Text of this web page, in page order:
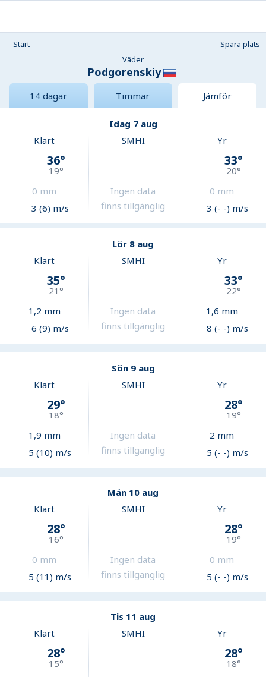
Start
Spara plats
Väder
Podgorenskiy
14 dagar Timmar Jämför
Idag 7 aug
Klart
36°
19°
0 mm
3 (6) m/s
SMHI
Ingen data
finns tillgänglig
Yr
33°
20°
0 mm
3 (- -) m/s
Lör 8 aug
Klart
35°
21°
1,2 mm
6 (9) m/s
SMHI
Ingen data
finns tillgänglig
Yr
33°
22°
1,6 mm
8 (- -) m/s
Sön 9 aug
Klart
29°
18°
1,9 mm
5 (10) m/s
SMHI
Ingen data
finns tillgänglig
Yr
28°
19°
2 mm
5 (- -) m/s
Mån 10 aug
Klart
28°
16°
0 mm
5 (11) m/s
SMHI
Ingen data
finns tillgänglig
Yr
28°
19°
0 mm
5 (- -) m/s
Tis 11 aug
Klart
28°
15°
SMHI Yr
28°
18°